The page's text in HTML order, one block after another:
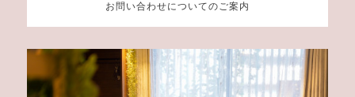
お問い合わせについてのご案内